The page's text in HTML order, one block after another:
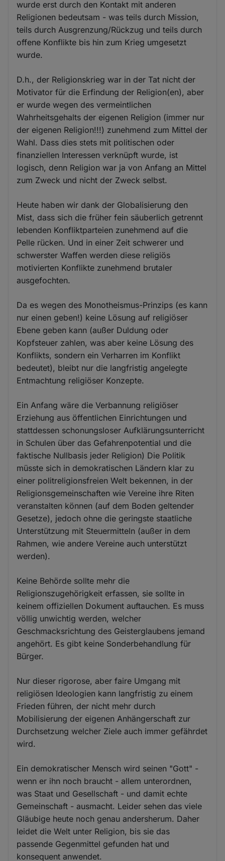
wurde erst durch den Kontakt mit anderen
Religionen bedeutsam - was teils durch Mission,
teils durch Ausgrenzung/Rückzug und teils durch
offene Konflikte bis hin zum Krieg umgesetzt
wurde.
D.h., der Religionskrieg war in der Tat nicht der
Motivator für die Erfindung der Religion(en), aber
er wurde wegen des vermeintlichen
Wahrheitsgehalts der eigenen Religion (immer nur
der eigenen Religion!!!) zunehmend zum Mittel der
Wahl. Dass dies stets mit politischen oder
finanziellen Interessen verknüpft wurde, ist
logisch, denn Religion war ja von Anfang an Mittel
zum Zweck und nicht der Zweck selbst.
Heute haben wir dank der Globalisierung den
Mist, dass sich die früher fein säuberlich getrennt
lebenden Konfliktparteien zunehmend auf die
Pelle rücken. Und in einer Zeit schwerer und
schwerster Waffen werden diese religiös
motivierten Konflikte zunehmend brutaler
ausgefochten.
Da es wegen des Monotheismus-Prinzips (es kann
nur einen geben!) keine Lösung auf religiöser
Ebene geben kann (außer Duldung oder
Kopfsteuer zahlen, was aber keine Lösung des
Konflikts, sondern ein Verharren im Konflikt
bedeutet), bleibt nur die langfristig angelegte
Entmachtung religiöser Konzepte.
Ein Anfang wäre die Verbannung religiöser
Erziehung aus öffentlichen Einrichtungen und
stattdessen schonungsloser Aufklärungsunterricht
in Schulen über das Gefahrenpotential und die
faktische Nullbasis jeder Religion) Die Politik
müsste sich in demokratischen Ländern klar zu
einer politreligionsfreien Welt bekennen, in der
Religionsgemeinschaften wie Vereine ihre Riten
veranstalten können (auf dem Boden geltender
Gesetze), jedoch ohne die geringste staatliche
Unterstützung mit Steuermitteln (außer in dem
Rahmen, wie andere Vereine auch unterstützt
werden).
Keine Behörde sollte mehr die
Religionszugehörigkeit erfassen, sie sollte in
keinem offiziellen Dokument auftauchen. Es muss
völlig unwichtig werden, welcher
Geschmacksrichtung des Geisterglaubens jemand
angehört. Es gibt keine Sonderbehandlung für
Bürger.
Nur dieser rigorose, aber faire Umgang mit
religiösen Ideologien kann langfristig zu einem
Frieden führen, der nicht mehr durch
Mobilisierung der eigenen Anhängerschaft zur
Durchsetzung welcher Ziele auch immer gefährdet
wird.
Ein demokratischer Mensch wird seinen "Gott" -
wenn er ihn noch braucht - allem unterordnen,
was Staat und Gesellschaft - und damit echte
Gemeinschaft - ausmacht. Leider sehen das viele
Gläubige heute noch genau andersherum. Daher
leidet die Welt unter Religion, bis sie das
passende Gegenmittel gefunden hat und
konsequent anwendet.